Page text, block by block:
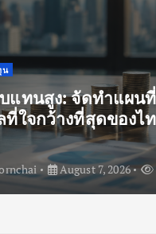
น
แทนสูง: จัดทำแผน
ที่ใจกว้างที่สุดของไ
August 7, 2026